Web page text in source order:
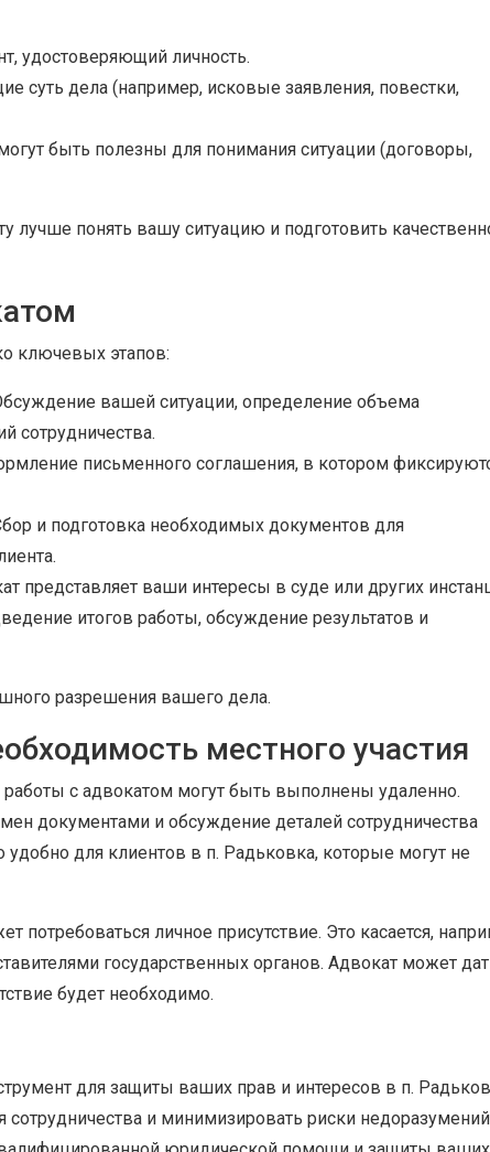
удостоверяющий личность.
суть дела (например, исковые заявления, повестки,
быть полезны для понимания ситуации (договоры,
лучше понять вашу ситуацию и подготовить
ключевых этапов:
вашей ситуации, определение объема
сотрудничества.
письменного соглашения, в котором
и подготовка необходимых документов для
представляет ваши интересы в суде или других
итогов работы, обсуждение результатов и
разрешения вашего дела.
местного участия
с адвокатом могут быть выполнены удаленно.
документами и обсуждение деталей сотрудничества
для клиентов в п. Радьковка, которые могут не
потребоваться личное присутствие. Это касается,
государственных органов. Адвокат может
будет необходимо.
для защиты ваших прав и интересов в п.
сотрудничества и минимизировать риски